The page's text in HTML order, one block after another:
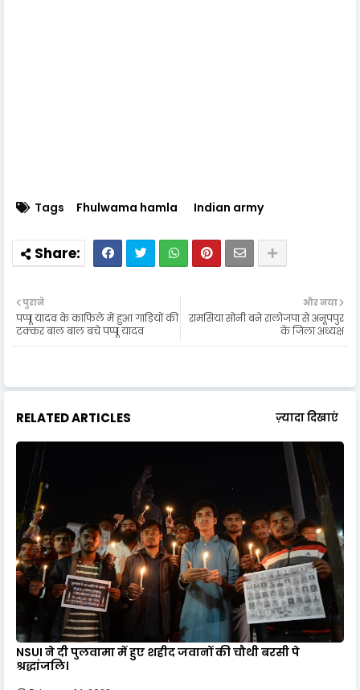
Tags Fhulwama hamla Indian army
और नया
रामसिया सोनी बने रालोजपा से अनूपपुर
के जिला अध्यक्ष
पुराने
पप्पू यादव के काफिले में हुआ गाड़ियों की
टक्कर बाल बाल बचे पप्पू यादव
RELATED ARTICLES ज़्यादा दिखाएं
NSUI ने दी पुलवामा में हुए शहीद जवानों की चौथी बरसी पे
श्रद्धांजलि।